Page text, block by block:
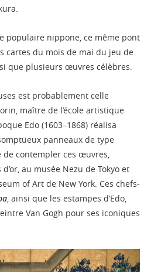
populaire nippone, ce même pont
cartes du mois de mai du jeu de
que plusieurs œuvres célèbres.
est probablement celle
maître de l’école artistique
Edo (1603–1868) réalisa
panneaux de type
de contempler ces œuvres,
au musée Nezu de Tokyo et
of Art de New York. Ces chefs-
, ainsi que les estampes d’Edo,
Van Gogh pour ses iconiques